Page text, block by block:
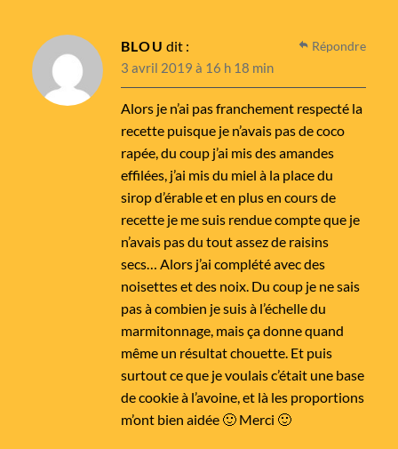
BLOU dit :
3 avril 2019 à 16 h 18 min
Alors je n’ai pas franchement respecté la
recette puisque je n’avais pas de coco
rapée, du coup j’ai mis des amandes
effilées, j’ai mis du miel à la place du
sirop d’érable et en plus en cours de
recette je me suis rendue compte que je
n’avais pas du tout assez de raisins
secs… Alors j’ai complété avec des
noisettes et des noix. Du coup je ne sais
pas à combien je suis à l’échelle du
marmitonnage, mais ça donne quand
même un résultat chouette. Et puis
surtout ce que je voulais c’était une base
de cookie à l’avoine, et là les proportions
m’ont bien aidée 🙂 Merci 🙂
Répondre